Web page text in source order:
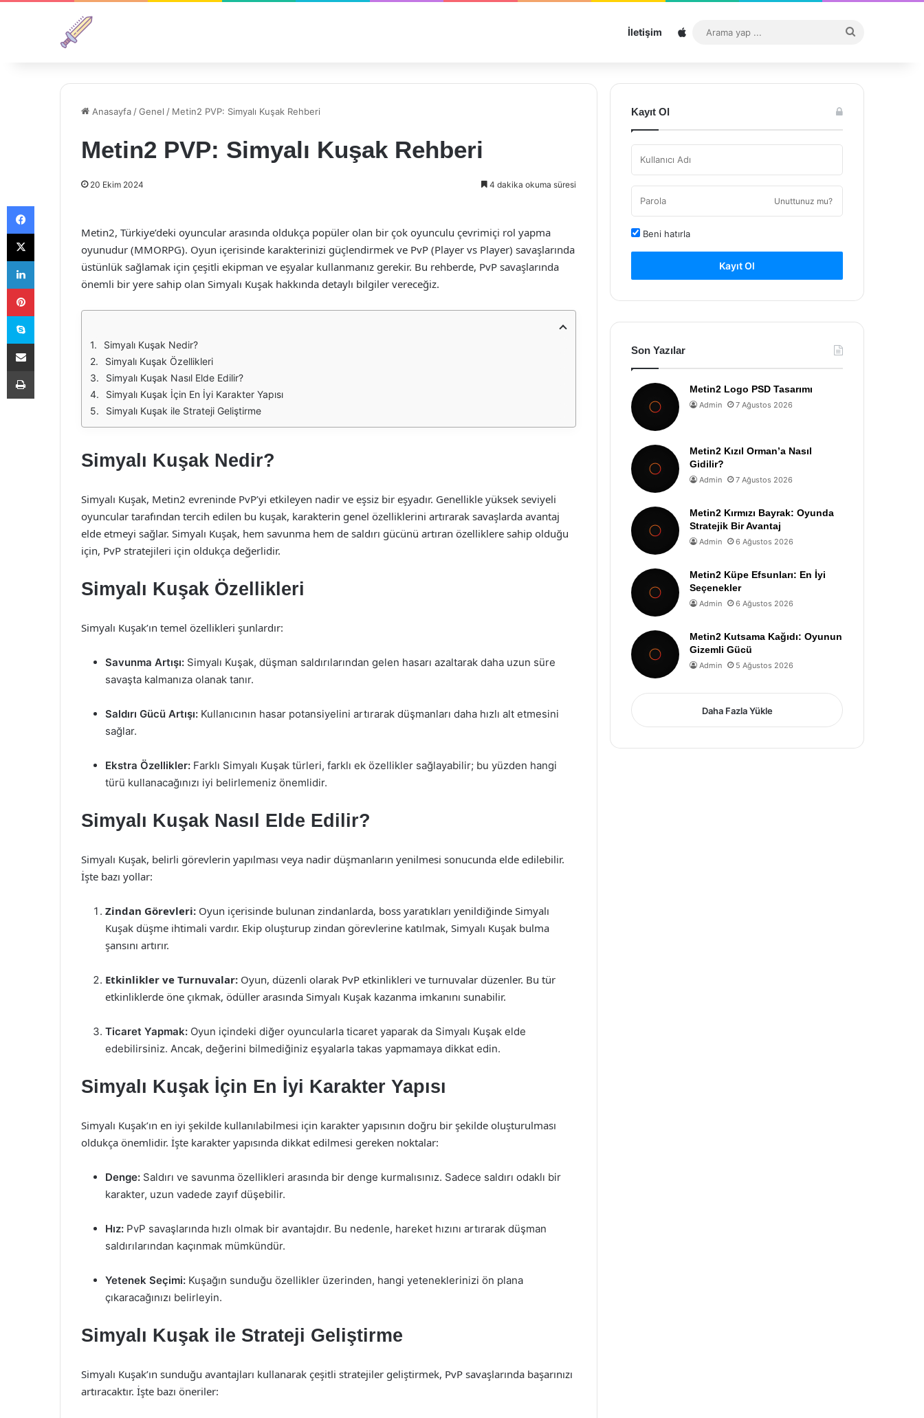
İletişim Sitemap
...
Anasayfa /Genel / Metin2 PVP: Simyalı Kuşak Rehberi
Metin2 PVP: Simyalı Kuşak Rehberi
20 Ekim 2024 4 dakika okuma süresi
Metin2, Türkiye’deki oyuncular arasında oldukça popüler olan bir çok oyunculu çevrimiçi rol yapma
oyunudur (MMORPG). Oyun içerisinde karakterinizi güçlendirmek ve PvP (Player vs Player) savaşlarında
üstünlük sağlamak için çeşitli ekipman ve eşyalar kullanmanız gerekir. Bu rehberde, PvP savaşlarında
önemli bir yere sahip olan Simyalı Kuşak hakkında detaylı bilgiler vereceğiz.
Simyalı Kuşak Nedir?
Simyalı Kuşak Özellikleri
Simyalı Kuşak Nasıl Elde Edilir?
Simyalı Kuşak İçin En İyi Karakter Yapısı
Simyalı Kuşak ile Strateji Geliştirme
Simyalı Kuşak Nedir?
Simyalı Kuşak, Metin2 evreninde PvP’yi etkileyen nadir ve eşsiz bir eşyadır. Genellikle yüksek seviyeli
oyuncular tarafından tercih edilen bu kuşak, karakterin genel özelliklerini artırarak savaşlarda avantaj
elde etmeyi sağlar. Simyalı Kuşak, hem savunma hem de saldırı gücünü artıran özelliklere sahip olduğu
için, PvP stratejileri için oldukça değerlidir.
Simyalı Kuşak Özellikleri
Simyalı Kuşak’ın temel özellikleri şunlardır:
Savunma Artışı: Simyalı Kuşak, düşman saldırılarından gelen hasarı azaltarak daha uzun süre
savaşta kalmanıza olanak tanır.
Saldırı Gücü Artışı: Kullanıcının hasar potansiyelini artırarak düşmanları daha hızlı alt etmesini
sağlar.
Ekstra Özellikler: Farklı Simyalı Kuşak türleri, farklı ek özellikler sağlayabilir; bu yüzden hangi
türü kullanacağınızı iyi belirlemeniz önemlidir.
Simyalı Kuşak Nasıl Elde Edilir?
Simyalı Kuşak, belirli görevlerin yapılması veya nadir düşmanların yenilmesi sonucunda elde edilebilir.
İşte bazı yollar:
Zindan Görevleri: Oyun içerisinde bulunan zindanlarda, boss yaratıkları yenildiğinde Simyalı
Kuşak düşme ihtimali vardır. Ekip oluşturup zindan görevlerine katılmak, Simyalı Kuşak bulma
şansını artırır.
Etkinlikler ve Turnuvalar: Oyun, düzenli olarak PvP etkinlikleri ve turnuvalar düzenler. Bu tür
etkinliklerde öne çıkmak, ödüller arasında Simyalı Kuşak kazanma imkanını sunabilir.
Ticaret Yapmak: Oyun içindeki diğer oyuncularla ticaret yaparak da Simyalı Kuşak elde
edebilirsiniz. Ancak, değerini bilmediğiniz eşyalarla takas yapmamaya dikkat edin.
Simyalı Kuşak İçin En İyi Karakter Yapısı
Simyalı Kuşak’ın en iyi şekilde kullanılabilmesi için karakter yapısının doğru bir şekilde oluşturulması
oldukça önemlidir. İşte karakter yapısında dikkat edilmesi gereken noktalar:
Denge: Saldırı ve savunma özellikleri arasında bir denge kurmalısınız. Sadece saldırı odaklı bir
karakter, uzun vadede zayıf düşebilir.
Hız: PvP savaşlarında hızlı olmak bir avantajdır. Bu nedenle, hareket hızını artırarak düşman
saldırılarından kaçınmak mümkündür.
Yetenek Seçimi: Kuşağın sunduğu özellikler üzerinden, hangi yeteneklerinizi ön plana
çıkaracağınızı belirleyin.
Simyalı Kuşak ile Strateji Geliştirme
Simyalı Kuşak’ın sunduğu avantajları kullanarak çeşitli stratejiler geliştirmek, PvP savaşlarında başarınızı
artıracaktır. İşte bazı öneriler:
Kayıt Ol
Unuttunuz mu?
Beni hatırla
Kayıt Ol
Son Yazılar
Metin2 Logo PSD Tasarımı
Admin 7 Ağustos 2026
Metin2 Kızıl Orman’a Nasıl
Gidilir?
Admin 7 Ağustos 2026
Metin2 Kırmızı Bayrak: Oyunda
Stratejik Bir Avantaj
Admin 6 Ağustos 2026
Metin2 Küpe Efsunları: En İyi
Seçenekler
Admin 6 Ağustos 2026
Metin2 Kutsama Kağıdı: Oyunun
Gizemli Gücü
Admin 5 Ağustos 2026
Daha Fazla Yükle
Facebook
X
LinkedIn
Pinterest
Skype
E-Posta ile paylaş